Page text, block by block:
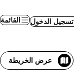
تسجيل الدخول القائمة
موقف سيارات
عرض الخريطة